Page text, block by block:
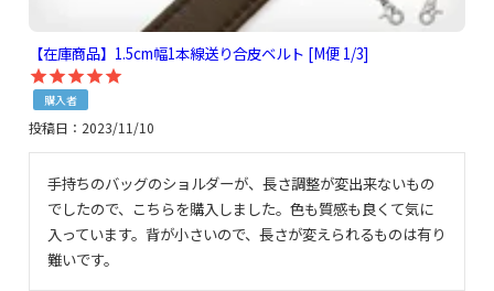
【在庫商品】1.5cm幅1本線送り合皮ベルト [M便 1/3]
購入者
投稿日 2023/11/10
手持ちのバッグのショルダーが、長さ調整が変出来ないもの
でしたので、こちらを購入しました。色も質感も良くて気に
入っています。背が小さいので、長さが変えられるものは有り
難いです。